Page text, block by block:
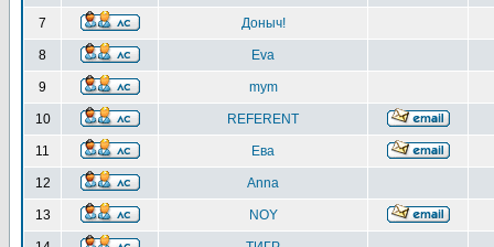
7 Доныч!
8 Eva
9 mym
10 REFERENT
11 Ева
12 Anna
13 NOY